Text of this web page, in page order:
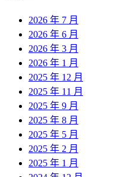
2026 年 7 月
2026 年 6 月
2026 年 3 月
2026 年 1 月
2025 年 12 月
2025 年 11 月
2025 年 9 月
2025 年 8 月
2025 年 5 月
2025 年 2 月
2025 年 1 月